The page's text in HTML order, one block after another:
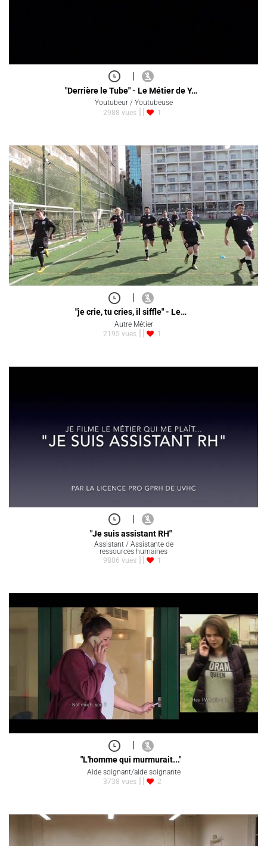
|
"Derrière le Tube" - Le Métier de Y…
Youtubeur / Youtubeuse
2988 vues
1
|
"je crie, tu cries, il siffle" - Le…
Autre Métier
2195 vues
1
|
"Je suis assistant RH"
Assistant / Assistante de
ressources humaines
9806 vues
1
|
"L'homme qui murmurait..."
Aide soignant/aide soignante
3738 vues
2